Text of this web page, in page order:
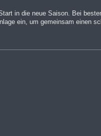
in die neue Saison. Bei
ein, um gemeinsam einen